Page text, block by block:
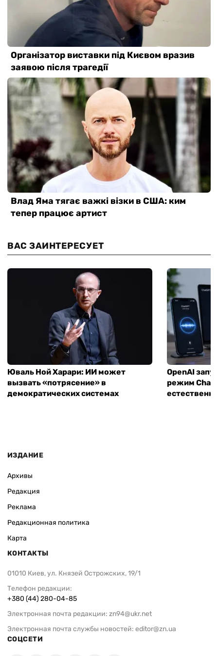
ВАС ЗАИНТЕРЕСУЕТ
Юваль Ной Харари: ИИ может
вызвать «потрясение» в
демократических системах
OpenAI
режим
ИЗДАНИЕ
Архивы
Редакция
Реклама
Редакционная политика
Карта
КОНТАКТЫ
01010 Киев, ул. Князей Острожских, 19/1
Телефон редакции:
+380 (44) 280-04-85
Электронная почта редакции: zn94@ukr.net
Электронная почта службы новостей: editor@zn.ua
СОЦСЕТИ